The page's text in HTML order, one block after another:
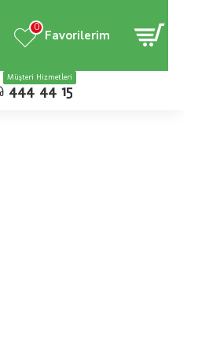
Favorilerim
0
444 44 15
Müşteri Hizmetleri